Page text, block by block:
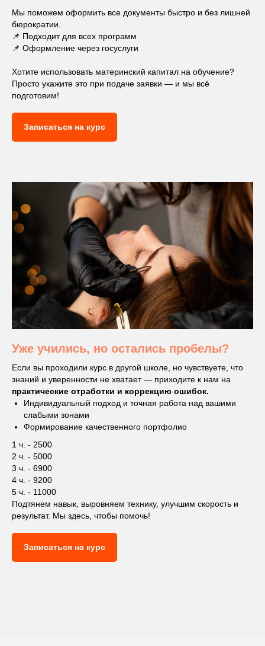
Мы поможем оформить все документы быстро и без лишней
бюрократии.
📌 Подходит для всех программ
📌 Оформление через госуслуги
Хотите использовать материнский капитал на обучение?
Просто укажите это при подаче заявки — и мы всё
подготовим!
Записаться на курс
Уже учились, но остались пробелы?
Если вы проходили курс в другой школе, но чувствуете, что
знаний и уверенности не хватает — приходите к нам на
практические отработки и коррекцию ошибок.
Индивидуальный подход и точная работа над вашими
слабыми зонами
Формирование качественного портфолио
1 ч. - 2500
2 ч. - 5000
3 ч. - 6900
4 ч. - 9200
5 ч. - 11000
Подтянем навык, выровняем технику, улучшим скорость и
результат. Мы здесь, чтобы помочь!
Записаться на курс